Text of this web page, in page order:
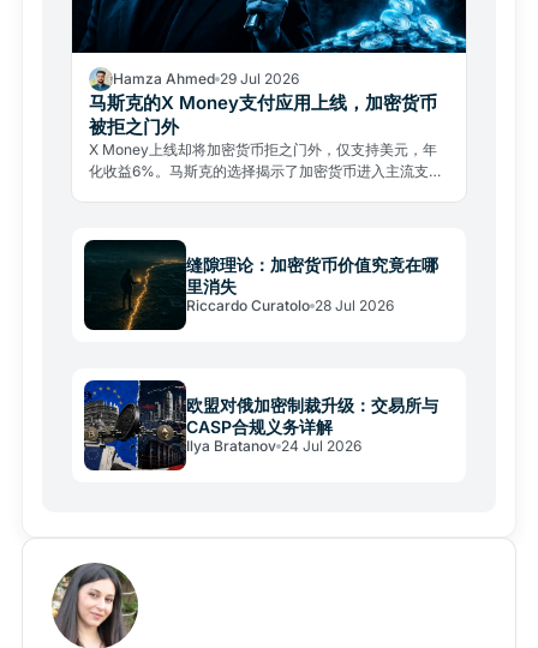
Hamza Ahmed 29 Jul 2026
马斯克的X Money支付应用上线，加密货币
被拒之门外
X Money上线却将加密货币拒之门外，仅支持美元，年
化收益6%。马斯克的选择揭示了加密货币进入主流支付
缝隙理论：加密货币价值究竟在哪
里消失
Riccardo Curatolo 28 Jul 2026
欧盟对俄加密制裁升级：交易所与
CASP合规义务详解
Ilya Bratanov 24 Jul 2026